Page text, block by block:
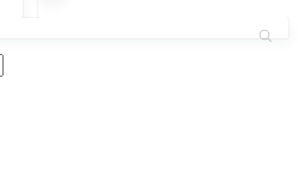
ーランキ
ングTOP